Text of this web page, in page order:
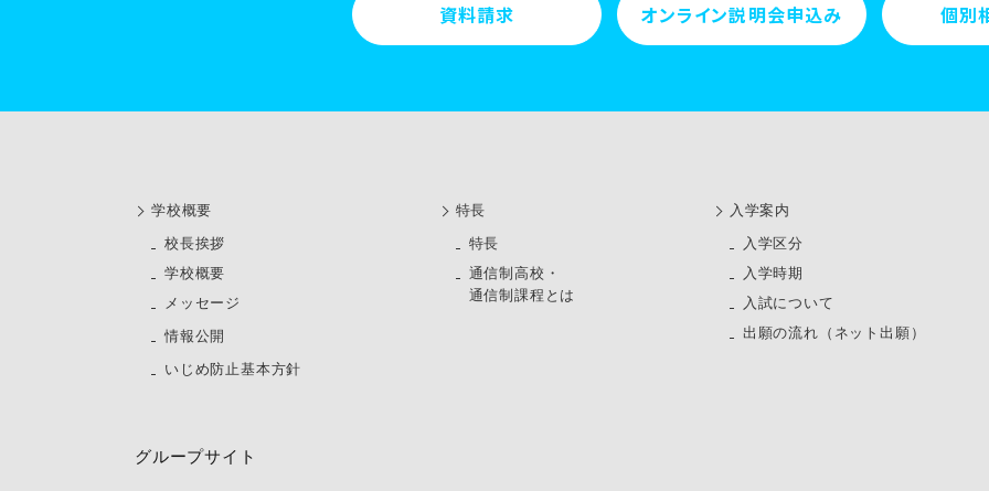
資料請求 オンライン説明会申込み 個別
学校概要
校長挨拶
学校概要
メッセージ
情報公開
いじめ防止基本方針
特長
特長
通信制高校・
通信制課程とは
⼊学案内
⼊学区分
入学時期
入試について
出願の流れ（ネット出願）
グループサイト